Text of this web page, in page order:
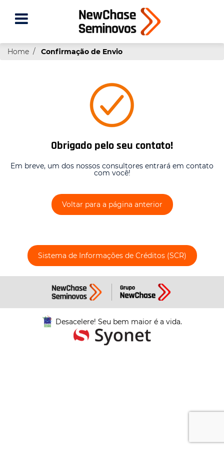
Home Confirmação de Envio
Obrigado pelo seu contato!
Em breve, um dos nossos consultores entrará em contato
com você!
Voltar para a página anterior
Sistema de Informações de Créditos (SCR)
Desacelere! Seu bem maior é a vida.